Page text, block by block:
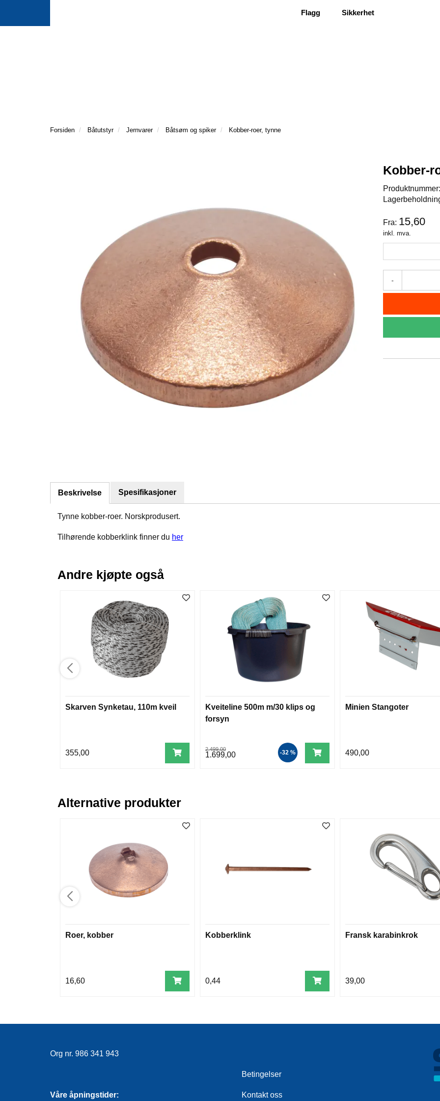
Flagg Sikkerhet
Forsiden Båtutstyr Jernvarer Båtsøm og spiker Kobber-roer, tynne
Kobber-
Produktnummer:
Fra: 15,60
inkl. mva.
-
Beskrivelse Spesifikasjoner
Tynne kobber-roer. Norskprodusert.
Tilhørende kobberklink finner du her
Andre kjøpte også
Skarven Synketau, 110m kveil
355,00
Kveiteline 500m m/30 klips og
forsyn
2.499,00
1.699,00 -32 %
Minien Stangoter
490,00
Alternative produkter
Roer, kobber
16,60
Kobberklink
0,44
Fransk karabinkrok
39,00
Org nr. 986 341 943
Våre åpningstider:
Betingelser
Kontakt oss